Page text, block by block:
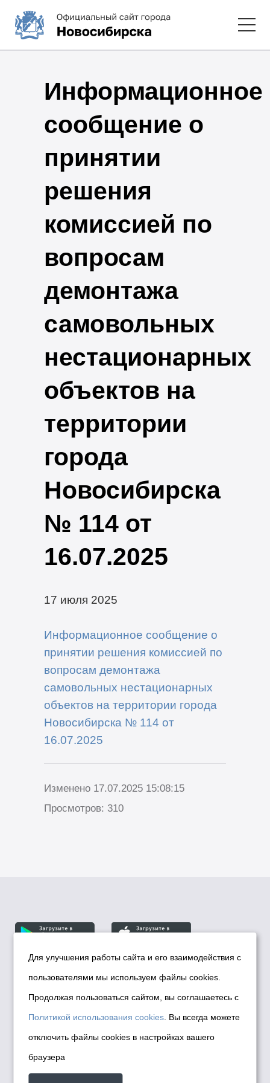
Информационное
сообщение о
принятии
решения
комиссией по
вопросам
демонтажа
самовольных
нестационарных
объектов на
территории
города
Новосибирска
№ 114 от
16.07.2025
17 июля 2025
Информационное сообщение о
принятии решения комиссией по
вопросам демонтажа
самовольных нестационарных
объектов на территории города
Новосибирска № 114 от
16.07.2025
Изменено 17.07.2025 15:08:15
Просмотров: 310
© Департамент информационной политики мэрии
города Новосибирска, 2026
Политика использования Cookies
Политика по обработке персональных
данных в информационных системах
мэрии города Новосибирска
Для улучшения работы сайта и его взаимодействия с
пользователями мы используем файлы cookies.
Продолжая пользоваться сайтом, вы соглашаетесь с
Политикой использования cookies . Вы всегда можете
отключить файлы cookies в настройках вашего
браузера